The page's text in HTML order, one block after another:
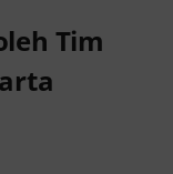
Tim